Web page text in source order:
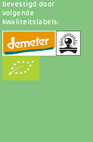
bevestigd door
volgende
kwaliteitslabels: